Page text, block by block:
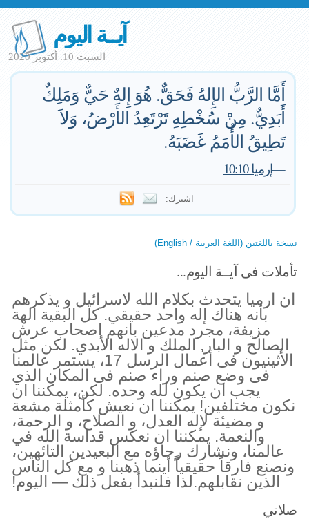
آيــة اليوم
السبت 10. أكتوبر 2020
أَمَّا الرَّبُّ الإِلهُ فَحَقٌّ. هُوَ إِلهٌ حَيٌّ وَمَلِكٌ
أَبَدِيٌّ. مِنْ سُخْطِهِ تَرْتَعِدُ الأَرْضُ، وَلاَ
تَطِيقُ الأُمَمُ غَضَبَهُ.
—إرميا 10:10
اشترك:
نسخة باللغتين (اللغة العربية / English)
تأملات فى آيــة اليوم...
ان ارميا يتحدث بكلام الله لاسرائيل و يذكرهم
بأنه هناك إله واحد حقيقي. كل البقية الهة
مزيفة، مجرد مدعين بانهم اصحاب عرش
الصالح و البار, الملك و الاله الأبدي. لكن مثل
الأثينيون فى أعمال الرسل 17، يستمر عالمنا
فى وضع صنم وراء صنم فى المكان الذي
يجب ان يكون لله وحده. لكن، يمكننا ان
نكون مختلفين! يمكننا ان نعيش كأمثلة مشعة
و مضيئة لإله العدل، و الصلاح، و الرحمة،
والنعمة. يمكننا ان نعكس قداسة الله في
عالمنا، ونشارك رجاؤه مع البعيدين التائهين،
ونصنع فارقاً حقيقياً أينما ذهبنا و مع كل الناس
الذين نقابلهم.لذا فلنبدأ بفعل ذلك — اليوم!
صلاتي